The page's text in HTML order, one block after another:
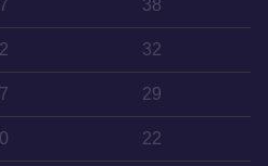
38
32
29
22